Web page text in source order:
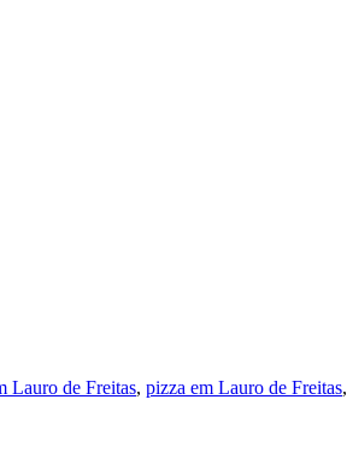
Lauro de Freitas, pizza em Lauro de Freitas,